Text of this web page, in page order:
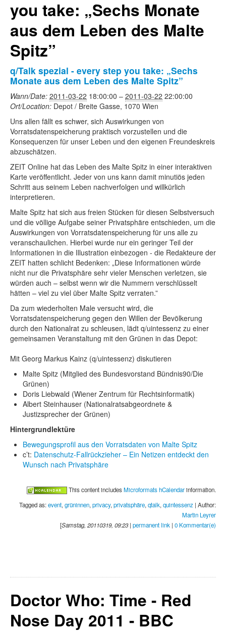
you take: „Sechs Monate
aus dem Leben des Malte
Spitz”
q/Talk spezial - every step you take: „Sechs
Monate aus dem Leben des Malte Spitz”
Wann/Date: 2011-03-22 18:00:00 – 2011-03-22 22:00:00
Ort/Location: Depot / Breite Gasse, 1070 Wien
Uns allen fällt es schwer, sich Auswirkungen von
Vorratsdatenspeicherung praktisch vorzustellen und die
Konsequenzen für unser Leben und den eigenen Freundeskreis
abzuschätzen.
ZEIT Online hat das Leben des Malte Spitz in einer interaktiven
Karte veröffentlicht. Jeder von uns kann damit minutiös jeden
Schritt aus seinem Leben nachverfolgen und willkürlich
interpretieren.
Malte Spitz hat sich aus freien Stücken für diesen Selbstversuch
und die völlige Aufgabe seiner Privatsphäre entschieden, um die
Auswirkungen von Vorratsdatenspeicherung für uns alle zu
veranschaulichen. Hierbei wurde nur ein geringer Teil der
Informationen in die Illustration einbezogen - die Redakteure der
ZEIT hatten schlicht Bedenken: „Diese Informationen würde
nicht nur die Privatsphäre sehr vieler Menschen verletzen, sie
würden auch – selbst wenn wir die Nummern verschlüsselt
hätten – viel zu viel über Malte Spitz verraten.”
Da zum wiederholten Male versucht wird, die
Vorratsdatenspeicherung gegen den Willen der Bevölkerung
durch den Nationalrat zu schleusen, lädt q/uintessenz zu einer
gemeinsamen Veranstaltung mit den Grünen in das Depot:
Mit Georg Markus Kainz (q/uintessenz) diskutieren
Malte Spitz (Mitglied des Bundesvorstand Bündnis90/Die
Grünen)
Doris Liebwald (Wiener Zentrum für Rechtsinformatik)
Albert Steinhauser (Nationalratsabgeordnete &
Justizsprecher der Grünen)
Hintergrundlektüre
Bewegungsprofil aus den Vorratsdaten von Malte Spitz
c’t: Datenschutz-Fallrückzieher – Ein Netizen entdeckt den
Wunsch nach Privatsphäre
This content includesMicroformats hCalendarinformation.
Tagged as:event, grüninnen, privacy, privatsphäre, qtalk, quintessenz | Author:
Martin Leyrer
[Samstag, 20110319, 09:23| permanent link | 0 Kommentar(e)
Doctor Who: Time - Red
Nose Day 2011 - BBC